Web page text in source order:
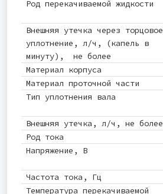
Род перекачиваемой жидкости
Внешняя утечка через торцовое
уплотнение, л/ч, (капель в
минуту), не более
Материал корпуса
Материал проточной части
Тип уплотнения вала
Внешняя утечка, л/ч, не более
Род тока
Напряжение, В
Частота тока, Гц
Температура перекачиваемой